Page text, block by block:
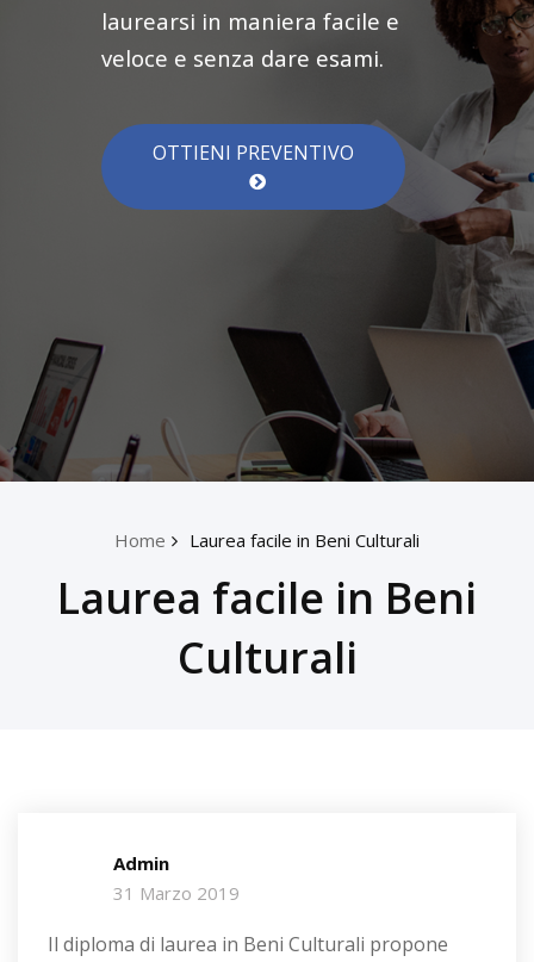
laurearsi in maniera facile e
veloce e senza dare esami.
OTTIENI PREVENTIVO
Home Laurea facile in Beni Culturali
Laurea facile in Beni
Culturali
Admin
31 Marzo 2019
Il diploma di laurea in Beni Culturali propone